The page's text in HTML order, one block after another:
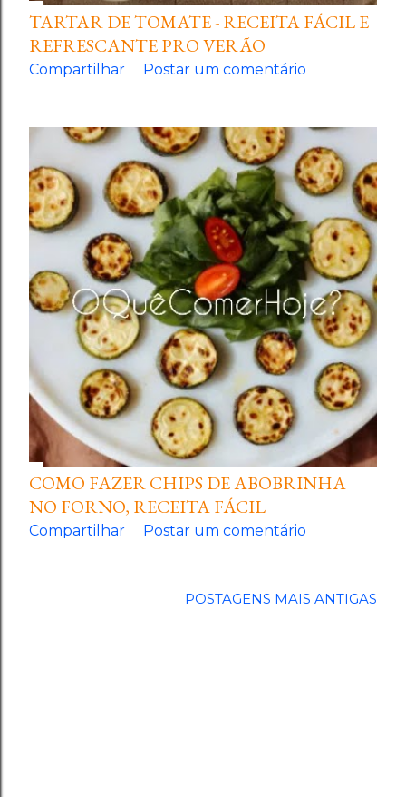
TARTAR DE TOMATE - RECEITA FÁCIL E
REFRESCANTE PRO VERÃO
Compartilhar Postar um comentário
COMO FAZER CHIPS DE ABOBRINHA
NO FORNO, RECEITA FÁCIL
Compartilhar Postar um comentário
POSTAGENS MAIS ANTIGAS